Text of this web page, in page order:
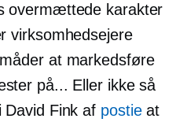
overmættede karakter
virksomhedsejere
at markedsføre
på... Eller ikke så
David Fink af postieat